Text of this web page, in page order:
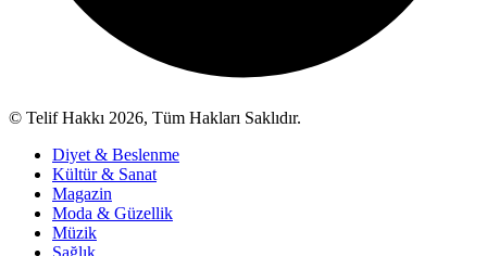
© Telif Hakkı 2026, Tüm Hakları Saklıdır.
Diyet & Beslenme
Kültür & Sanat
Magazin
Moda & Güzellik
Müzik
Sağlık